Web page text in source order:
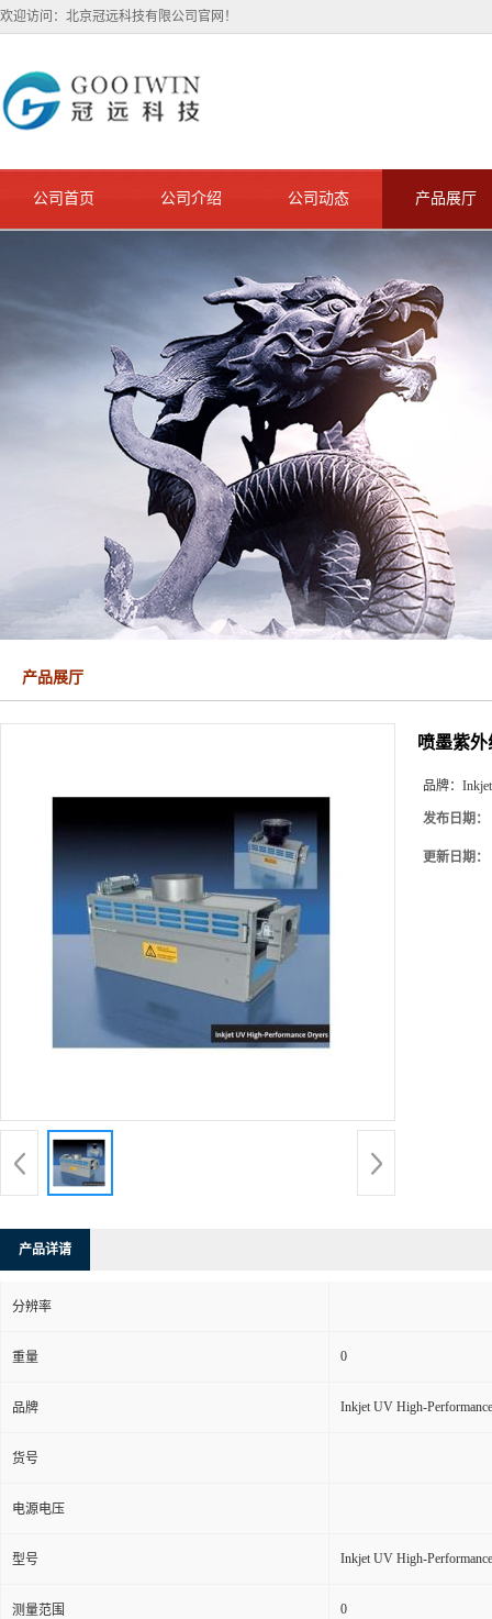
欢迎访问：北京冠远科技有限公司官网！
公司首页 公司介绍 公司动态 产品展厅
产品展厅
喷墨紫
品牌：
发布日期：
更新日期：
产品详请
分辨率
重量 0
品牌 Inkjet UV High-
货号
电源电压
型号 Inkjet UV High-
测量范围 0